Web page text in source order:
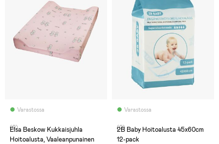
Varastossa
(0)
Elsa Beskow Kukkaisjuhla
Hoitoalusta, Vaaleanpunainen
Varastossa
(0)
2B Baby Hoitoalusta 45x60cm
12-pack